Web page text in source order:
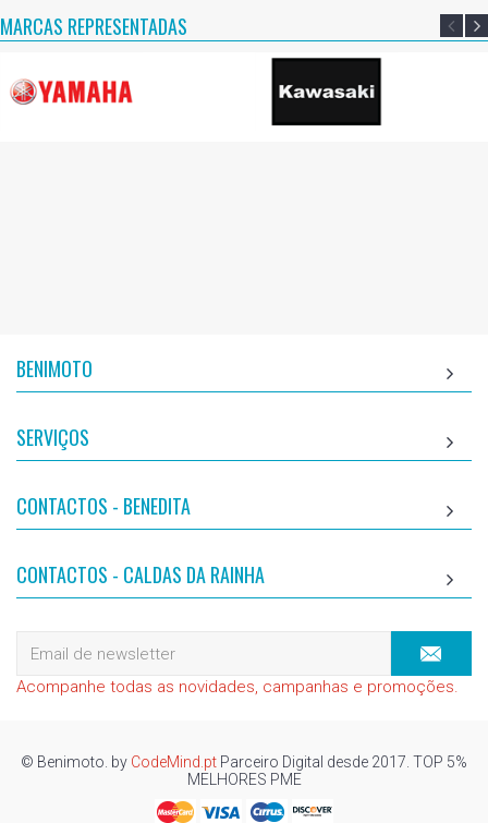
MARCAS REPRESENTADAS
BENIMOTO
SERVIÇOS
CONTACTOS - BENEDITA
CONTACTOS - CALDAS DA RAINHA
Acompanhe todas as novidades, campanhas e promoções.
© Benimoto. by CodeMind.pt Parceiro Digital desde 2017. TOP 5%
MELHORES PME